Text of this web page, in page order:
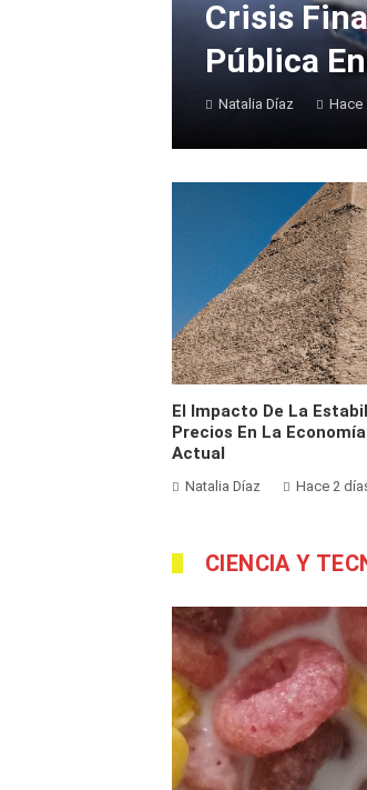
Crisis
Pública
Natalia Díaz Hace
El Impacto De La
Precios En La
Actual
Natalia Díaz Hace 2
CIENCIA Y